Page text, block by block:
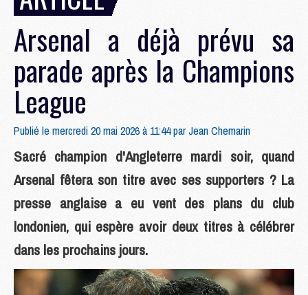
Arsenal a déjà prévu sa
parade après la Champions
League
Publié le mercredi 20 mai 2026 à 11:44 parJean Chemarin
Sacré champion d'Angleterre mardi soir, quand
Arsenal fêtera son titre avec ses supporters ? La
presse anglaise a eu vent des plans du club
londonien, qui espère avoir deux titres à célébrer
dans les prochains jours.